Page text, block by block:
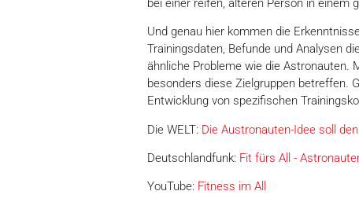
bei einer reifen, älteren Person in einem
Und genau hier kommen die
Trainingsdaten, Befunde und Analysen
ähnliche Probleme wie die Astronauten.
besonders diese Zielgruppen betreffen.
Entwicklung von spezifischen
Die WELT: Die Austronauten-Idee soll
Deutschlandfunk: Fit fürs All -
YouTube: Fitness im All